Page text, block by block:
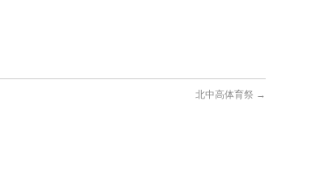
北中高体育祭 →